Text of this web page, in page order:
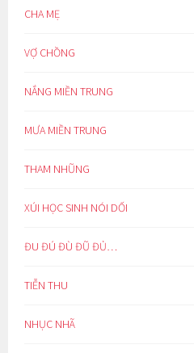
CHA MẸ
VỢ CHỒNG
NẮNG MIỀN TRUNG
MƯA MIỀN TRUNG
THAM NHŨNG
XÚI HỌC SINH NÓI DỐI
ĐU ĐÚ ĐÙ ĐŨ ĐỦ…
TIỄN THU
NHỤC NHÃ